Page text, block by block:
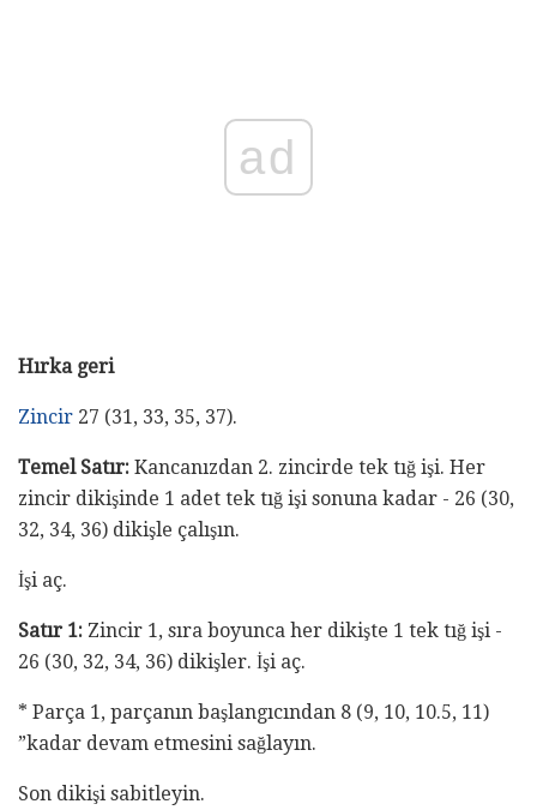
ad
Hırka geri
Zincir 27 (31, 33, 35, 37).
Temel Satır: Kancanızdan 2. zincirde tek tığ işi. Her
zincir dikişinde 1 adet tek tığ işi sonuna kadar - 26 (30,
32, 34, 36) dikişle çalışın.
İşi aç.
Satır 1: Zincir 1, sıra boyunca her dikişte 1 tek tığ işi -
26 (30, 32, 34, 36) dikişler. İşi aç.
* Parça 1, parçanın başlangıcından 8 (9, 10, 10.5, 11)
”kadar devam etmesini sağlayın.
Son dikişi sabitleyin.